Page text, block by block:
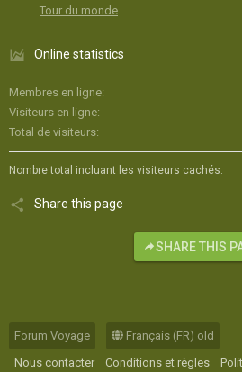
Tour du monde
Online statistics
Membres en ligne
Visiteurs en ligne
Total de visiteurs
Nombre total incluant les visiteurs cachés.
Share this page
SHARE THIS
Forum Voyage
Français (FR) old
Nous contacter
Conditions et règles